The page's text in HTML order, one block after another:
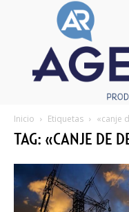
Inicio Etiquetas «canje
TAG: «CANJE DE